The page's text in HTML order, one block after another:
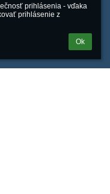
prihlásenia - vďaka
prihlásenie z
Ok